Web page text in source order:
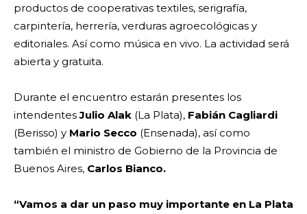
productos de cooperativas textiles, serigrafía,
carpintería, herrería, verduras agroecológicas y
editoriales. Así como música en vivo. La actividad será
abierta y gratuita.
Durante el encuentro estarán presentes los
intendentesJulio Alak (La Plata), Fabián Cagliardi
(Berisso) y Mario Secco (Ensenada), así como
también el ministro de Gobierno de la Provincia de
Buenos Aires, Carlos Bianco.
“Vamos a dar un paso muy importante en La Plata